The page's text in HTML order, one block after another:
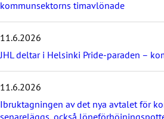
e
t
e
n
a
kommunsektorns timavlönade
11.6.2026
JHL deltar i Helsinki Pride-paraden –
11.6.2026
Ibruktagningen av det nya avtalet för
senareläggs, också